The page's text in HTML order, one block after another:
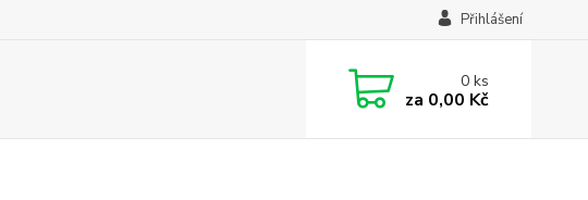
Přihlášení
0ks
za 0,00 Kč